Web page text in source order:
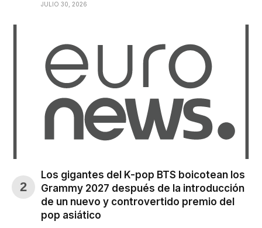
JULIO 30, 2026
Los gigantes del K-pop BTS boicotean los
Grammy 2027 después de la introducción
de un nuevo y controvertido premio del
pop asiático